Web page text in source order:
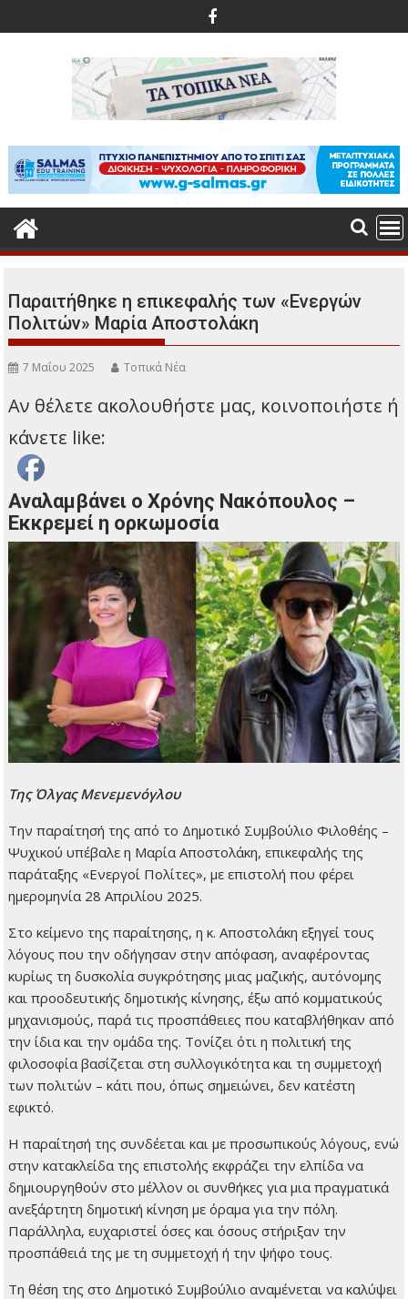
στο
περιεχόμενο
Παραιτήθηκε η επικεφαλής των «Ενεργών
Πολιτών» Μαρία Αποστολάκη
7 Μαΐου 2025 Τοπικά Νέα
Αν θέλετε ακολουθήστε μας, κοινοποιήστε ή
κάνετε like:
Αναλαμβάνει ο Χρόνης Νακόπουλος –
Εκκρεμεί η ορκωμοσία
Της Όλγας Μενεμενόγλου
Την παραίτησή της από το Δημοτικό Συμβούλιο Φιλοθέης –
Ψυχικού υπέβαλε η Μαρία Αποστολάκη, επικεφαλής της
παράταξης «Ενεργοί Πολίτες», με επιστολή που φέρει
ημερομηνία 28 Απριλίου 2025.
Στο κείμενο της παραίτησης, η κ. Αποστολάκη εξηγεί τους
λόγους που την οδήγησαν στην απόφαση, αναφέροντας
κυρίως τη δυσκολία συγκρότησης μιας μαζικής, αυτόνομης
και προοδευτικής δημοτικής κίνησης, έξω από κομματικούς
μηχανισμούς, παρά τις προσπάθειες που καταβλήθηκαν από
την ίδια και την ομάδα της. Τονίζει ότι η πολιτική της
φιλοσοφία βασίζεται στη συλλογικότητα και τη συμμετοχή
των πολιτών – κάτι που, όπως σημειώνει, δεν κατέστη
εφικτό.
Η παραίτησή της συνδέεται και με προσωπικούς λόγους, ενώ
στην κατακλείδα της επιστολής εκφράζει την ελπίδα να
δημιουργηθούν στο μέλλον οι συνθήκες για μια πραγματικά
ανεξάρτητη δημοτική κίνηση με όραμα για την πόλη.
Παράλληλα, ευχαριστεί όσες και όσους στήριξαν την
προσπάθειά της με τη συμμετοχή ή την ψήφο τους.
Τη θέση της στο Δημοτικό Συμβούλιο αναμένεται να καλύψει